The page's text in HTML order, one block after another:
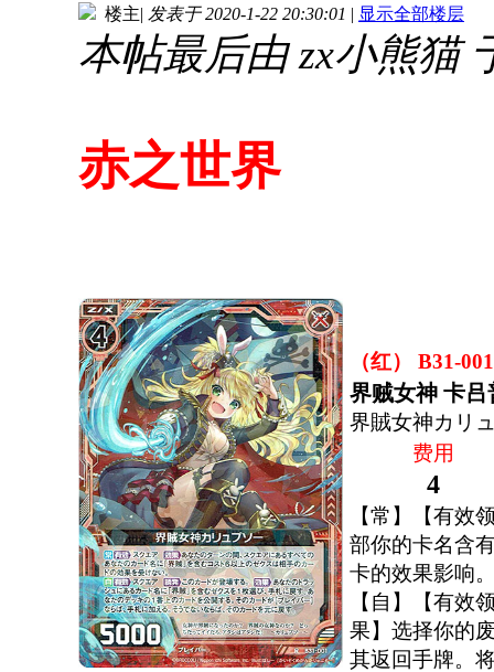
楼主| 发表于 2020-1-22 20:30:01 | 显示全部楼层
本帖最后由 zx小熊猫
赤之世界
（红） B31-
界贼女神 卡吕
界賊女神カリ
费用
4
【常】【有效
部你的卡名含
卡的效果影响
【自】【有效
果】选择你的
其返回手牌。